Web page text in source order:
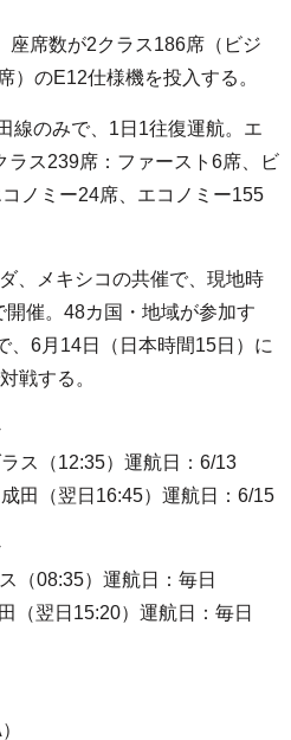
座席数が2クラス186席（ビジ
）のE12仕様機を投入する。
線のみで、1日1往復運航。エ
ラス239席：ファースト6席、ビ
ノミー24席、エコノミー155
、メキシコの共催で、現地時
催。48カ国・地域が参加す
、6月14日（日本時間15日）に
戦する。
ス（12:35）運航日：6/13
田（翌日16:45）運航日：6/15
（08:35）運航日：毎日
（翌日15:20）運航日：毎日